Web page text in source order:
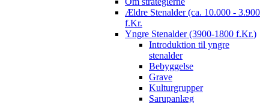
Ældre Stenalder (ca. 10.000 - 3.900
f.Kr.
Yngre Stenalder (3900-1800 f.Kr.)
Introduktion til yngre
stenalder
Bebyggelse
Grave
Kulturgrupper
Sarupanlæg